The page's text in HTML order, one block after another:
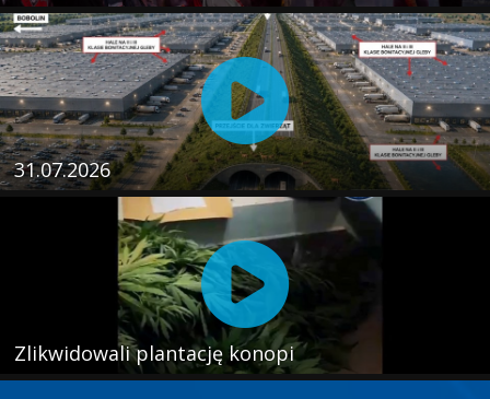
31.07.2026
Zlikwidowali plantację konopi